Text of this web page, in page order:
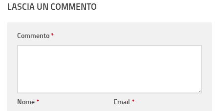
LASCIA UN COMMENTO
Commento*
Nome* Email *